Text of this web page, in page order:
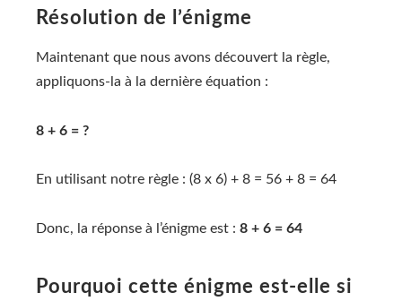
Résolution de l’énigme
Maintenant que nous avons découvert la règle,
appliquons-la à la dernière équation :
8 + 6 = ?
En utilisant notre règle : (8 x 6) + 8 = 56 + 8 = 64
Donc, la réponse à l’énigme est : 8 + 6 = 64
Pourquoi cette énigme est-elle si